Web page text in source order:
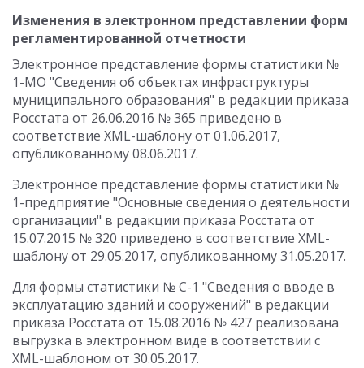
Изменения в электронном представлении форм
регламентированной отчетности
Электронное представление формы статистики №
1-МО "Сведения об объектах инфраструктуры
муниципального образования" в редакции приказа
Росстата от 26.06.2016 № 365 приведено в
соответствие XML-шаблону от 01.06.2017,
опубликованному 08.06.2017.
Электронное представление формы статистики №
1-предприятие "Основные сведения о деятельности
организации" в редакции приказа Росстата от
15.07.2015 № 320 приведено в соответствие XML-
шаблону от 29.05.2017, опубликованному 31.05.2017.
Для формы статистики № С-1 "Сведения о вводе в
эксплуатацию зданий и сооружений" в редакции
приказа Росстата от 15.08.2016 № 427 реализована
выгрузка в электронном виде в соответствии с
XML-шаблоном от 30.05.2017.